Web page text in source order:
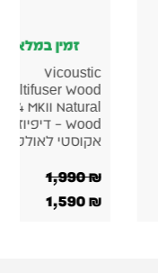
זמין במלאי
Vicoustic
Multifuser Wood
64 MKII Natural
Wood – דיפיוזר
אקוסטי לאולפן
₪
1,990
₪
1,590